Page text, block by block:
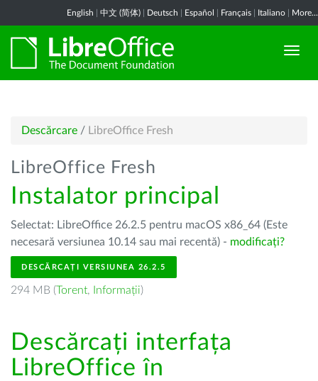
English 中文 (简体) Deutsch Español Français Italiano More...
Descărcare / LibreOffice Fresh
LibreOffice Fresh
Instalator principal
Selectat: LibreOffice 26.2.5 pentru macOS x86_64 (Este
necesară versiunea 10.14 sau mai recentă) - modificați?
DESCĂRCAȚI VERSIUNEA 26.2.5
294 MB (Torent, Informații)
Descărcați interfața
LibreOffice în